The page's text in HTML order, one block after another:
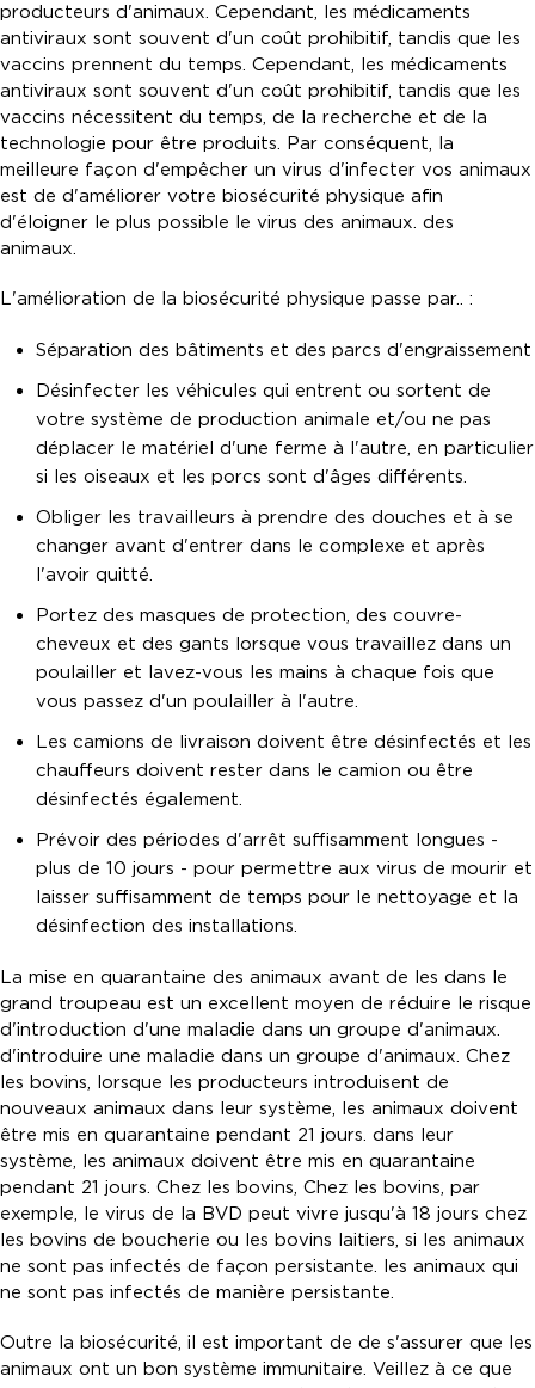
producteurs d'animaux. Cependant, les médicaments
antiviraux sont souvent d'un coût prohibitif, tandis que les
vaccins prennent du temps. Cependant, les médicaments
antiviraux sont souvent d'un coût prohibitif, tandis que les
vaccins nécessitent du temps, de la recherche et de la
technologie pour être produits. Par conséquent, la
meilleure façon d'empêcher un virus d'infecter vos animaux
est de d'améliorer votre biosécurité physique afin
d'éloigner le plus possible le virus des animaux. des
animaux.
L'amélioration de la biosécurité physique passe par.. :
Séparation des bâtiments et des parcs d'engraissement
Désinfecter les véhicules qui entrent ou sortent de
votre système de production animale et/ou ne pas
déplacer le matériel d'une ferme à l'autre, en particulier
si les oiseaux et les porcs sont d'âges différents.
Obliger les travailleurs à prendre des douches et à se
changer avant d'entrer dans le complexe et après
l'avoir quitté.
Portez des masques de protection, des couvre-
cheveux et des gants lorsque vous travaillez dans un
poulailler et lavez-vous les mains à chaque fois que
vous passez d'un poulailler à l'autre.
Les camions de livraison doivent être désinfectés et les
chauffeurs doivent rester dans le camion ou être
désinfectés également.
Prévoir des périodes d'arrêt suffisamment longues -
plus de 10 jours - pour permettre aux virus de mourir et
laisser suffisamment de temps pour le nettoyage et la
désinfection des installations.
La mise en quarantaine des animaux avant de les dans le
grand troupeau est un excellent moyen de réduire le risque
d'introduction d'une maladie dans un groupe d'animaux.
d'introduire une maladie dans un groupe d'animaux. Chez
les bovins, lorsque les producteurs introduisent de
nouveaux animaux dans leur système, les animaux doivent
être mis en quarantaine pendant 21 jours. dans leur
système, les animaux doivent être mis en quarantaine
pendant 21 jours. Chez les bovins, Chez les bovins, par
exemple, le virus de la BVD peut vivre jusqu'à 18 jours chez
les bovins de boucherie ou les bovins laitiers, si les animaux
ne sont pas infectés de façon persistante. les animaux qui
ne sont pas infectés de manière persistante.
Outre la biosécurité, il est important de de s'assurer que les
animaux ont un bon système immunitaire. Veillez à ce que